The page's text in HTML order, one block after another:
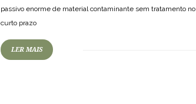
passivo enorme de material contaminante sem tratamento no
curto prazo
LER MAIS